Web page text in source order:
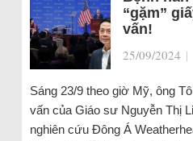
“gặm”
vấn!
25/09/2024 |
Sáng 23/9 theo giờ Mỹ, ông
vấn của Giáo sư Nguyễn Thị
nghiên cứu Đông Á